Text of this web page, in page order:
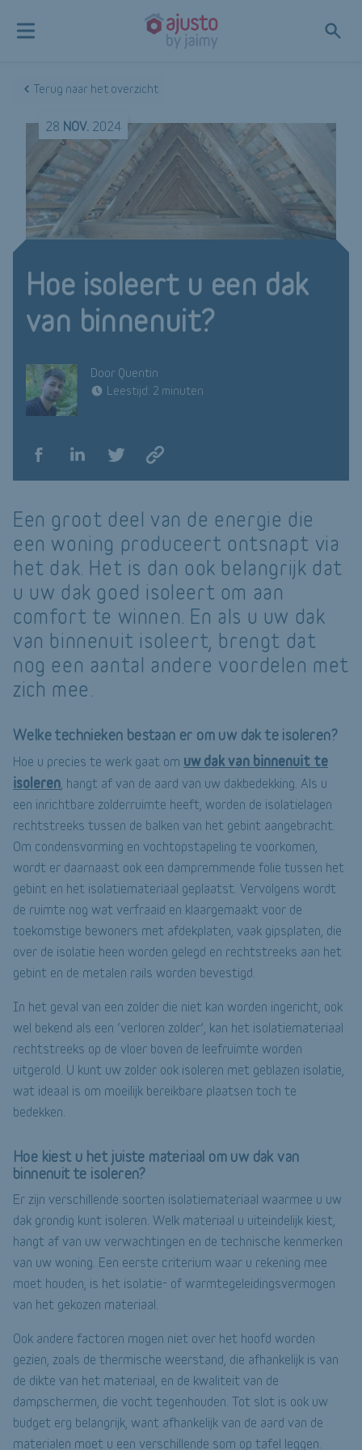
Terug naar het overzicht
28 NOV. 2024
Hoe isoleert u een dak
van binnenuit?
Door Quentin
Leestijd: 2 minuten
Een groot deel van de energie die
een woning produceert ontsnapt via
het dak. Het is dan ook belangrijk dat
u uw dak goed isoleert om aan
comfort te winnen. En als u uw dak
van binnenuit isoleert, brengt dat
nog een aantal andere voordelen met
zich mee.
Welke technieken bestaan er om uw dak te isoleren?
Hoe u precies te werk gaat om uw dak van binnenuit te
isoleren , hangt af van de aard van uw dakbedekking. Als u
een inrichtbare zolderruimte heeft, worden de isolatielagen
rechtstreeks tussen de balken van het gebint aangebracht.
Om condensvorming en vochtopstapeling te voorkomen,
wordt er daarnaast ook een dampremmende folie tussen het
gebint en het isolatiemateriaal geplaatst. Vervolgens wordt
de ruimte nog wat verfraaid en klaargemaakt voor de
toekomstige bewoners met afdekplaten, vaak gipsplaten, die
over de isolatie heen worden gelegd en rechtstreeks aan het
gebint en de metalen rails worden bevestigd.
In het geval van een zolder die niet kan worden ingericht, ook
wel bekend als een ‘verloren zolder’, kan het isolatiemateriaal
rechtstreeks op de vloer boven de leefruimte worden
uitgerold. U kunt uw zolder ook isoleren met geblazen isolatie,
wat ideaal is om moeilijk bereikbare plaatsen toch te
bedekken.
Hoe kiest u het juiste materiaal om uw dak van
binnenuit te isoleren?
Er zijn verschillende soorten isolatiemateriaal waarmee u uw
dak grondig kunt isoleren. Welk materiaal u uiteindelijk kiest,
hangt af van uw verwachtingen en de technische kenmerken
van uw woning. Een eerste criterium waar u rekening mee
moet houden, is het isolatie- of warmtegeleidingsvermogen
van het gekozen materiaal.
Ook andere factoren mogen niet over het hoofd worden
gezien, zoals de thermische weerstand, die afhankelijk is van
de dikte van het materiaal, en de kwaliteit van de
dampschermen, die vocht tegenhouden. Tot slot is ook uw
budget erg belangrijk, want afhankelijk van de aard van de
materialen moet u een verschillende som op tafel leggen.